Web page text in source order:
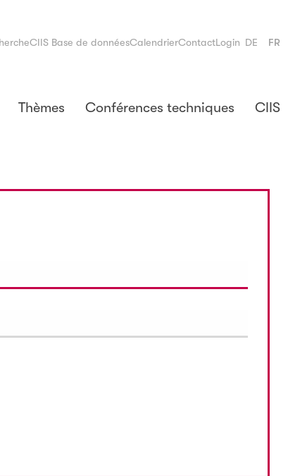
CIIS Base de donnéesCalendrierContactLogin DE FR
Thèmes Conférences techniques CIIS